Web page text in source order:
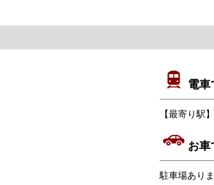
電車
【最寄り駅
お車
駐車場あり